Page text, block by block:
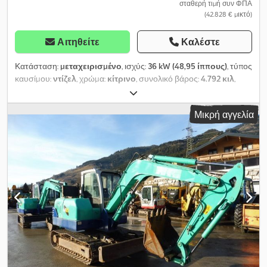
σταθερή τιμή συν ΦΠΑ
(42.828 € μικτό)
Αιτηθείτε Καλέστε
Κατάσταση: μεταχειρισμένο, ισχύς: 36 kW (48,95 ίππους), τύπος
καυσίμου:ντίζελ, χρώμα: κίτρινο, συνολικό βάρος:4.792 κιλ,
100 ποσοστό
ώρες λειτουργίας:2.500 h, αριθμός μηχανήματος/οχήματος:
18252745, Εξοπλισμός:Έλεγχος ασφάλειας UVV, ελαστικές
ερπύστριες, καμπίνα, πρόσθετοι προβολείς, ρυθμιζόμενη
μπούμα, υδραυλικά αρπαγής, υδραυλικό σφυρί, JCB 48Z-1
Μίνι Εκσκαφέας Εξοπλισμός: Πετρελαιοκινητήρας Perkins
(Στάδιο IIIA), καμπίνα άνεσης, εμπρόσθιο παρμπρίζ με
προστατευτική μεμβράνη ασφαλείας, ερπύστριες από καουτσούκ
πλάτους 400 mm, ηλεκτρονικά ελεγχόμενη υδραυλική γραμμή για
σφυρί/ψαλίδι και αναδιπλούμενη κουβά, αερόφουσκωτο και
ηλεκτρικά θερμαινόμενο κάθισμα με υφασμάτινη επένδυση,
γερμανική έκδοση (συμπεριλαμβανομένου Live Link και διακόπτη
αποσύνδεσης μπαταρίας), προωθητική λεπίδα, θύρα USB-media,
2 επιπλέον φώτα εργασίας τοποθετημένα στην καμπίνα,
Μικρή αγγελία